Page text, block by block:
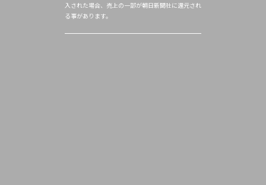
入された場合、売上の一部が朝日新聞社に還元され
る事があります。